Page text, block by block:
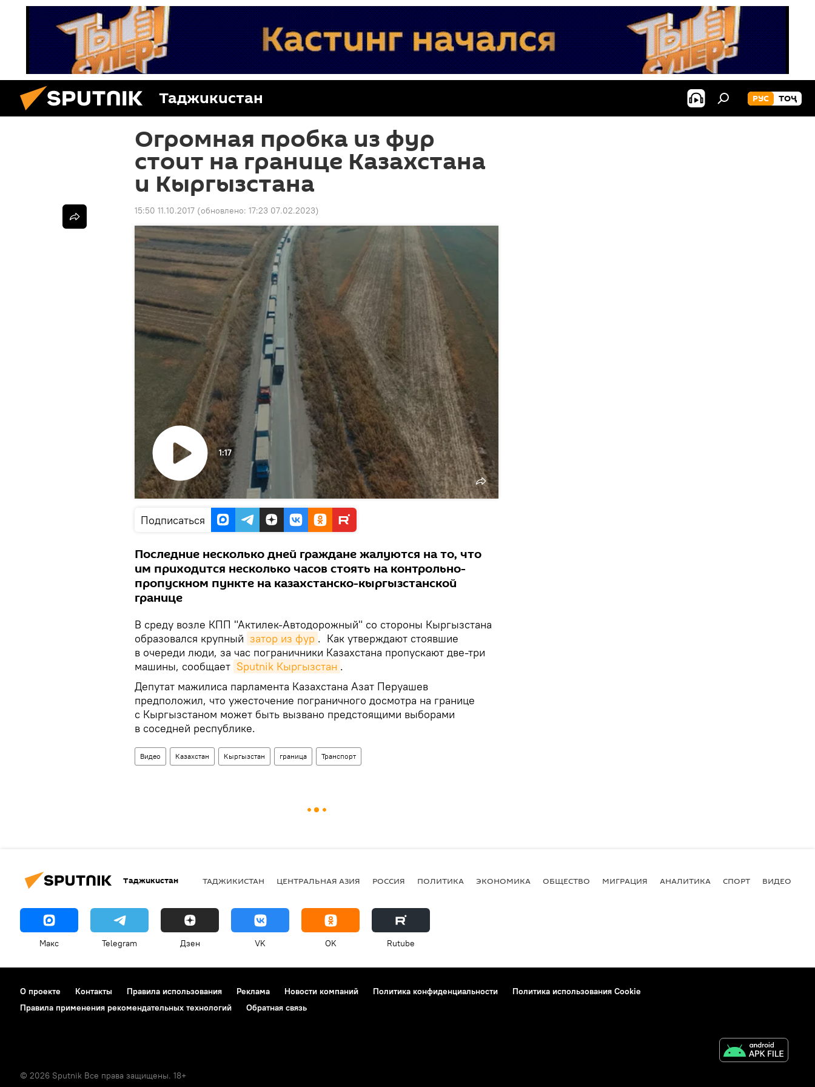
Таджикистан РУС ТОҶ
Огромная пробка из фур
стоит на границе Казахстана
и Кыргызстана
15:50 11.10.2017 (обновлено: 17:23 07.02.2023)
1:17
Подписаться
Последние несколько дней граждане жалуются на то, что
им приходится несколько часов стоять на контрольно-
пропускном пункте на казахстанско-кыргызстанской
границе
В среду возле КПП "Актилек-Автодорожный" со стороны Кыргызстана
образовался крупный затор из фур . Как утверждают стоявшие
в очереди люди, за час пограничники Казахстана пропускают две-три
машины, сообщает Sputnik Кыргызстан .
Депутат мажилиса парламента Казахстана Азат Перуашев
предположил, что ужесточение пограничного досмотра на границе
с Кыргызстаном может быть вызвано предстоящими выборами
в соседней республике.
Видео Казахстан Кыргызстан граница Транспорт
Таджикистан ТАДЖИКИСТАН ЦЕНТРАЛЬНАЯ АЗИЯ РОССИЯ ПОЛИТИКА ЭКОНОМИКА ОБЩЕСТВО МИГРАЦИЯ АНАЛИТИКА СПОРТ ВИДЕО
Макс Telegram Дзен VK OK Rutube
О проекте Контакты Правила использования Реклама Новости компаний Политика конфиденциальности
Политика использования Cookie
Правила применения рекомендательных технологий
Обратная связь
© 2026 Sputnik Все права защищены. 18+